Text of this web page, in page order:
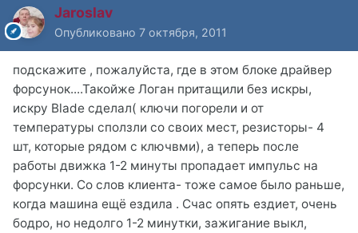
Jaroslav
Опубликовано 7 октября, 2011
подскажите , пожалуйста, где в этом блоке драйвер
форсунок....Такойже Логан притащили без искры,
искру Blade сделал( ключи погорели и от
температуры сползли со своих мест, резисторы- 4
шт, которые рядом с ключвми), а теперь после
работы движка 1-2 минуты пропадает импульс на
форсунки. Со слов клиента- тоже самое было раньше,
когда машина ещё ездила . Счас опять ездиет, очень
бодро, но недолго 1-2 минутки, зажигание выкл,